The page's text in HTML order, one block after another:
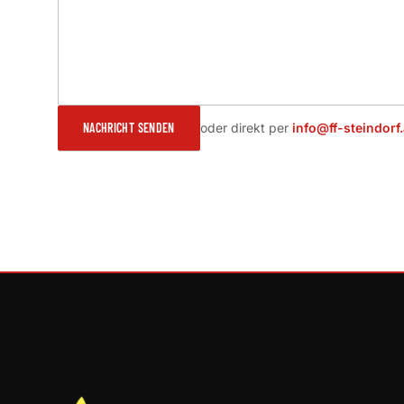
NACHRICHT SENDEN oder direkt per info@ff-